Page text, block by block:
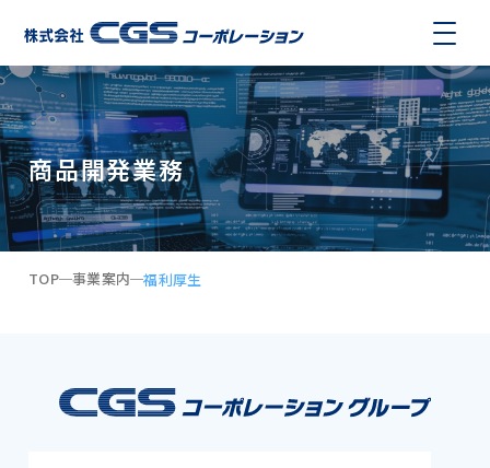
商品開発業務
TOP 事業案内 福利厚生